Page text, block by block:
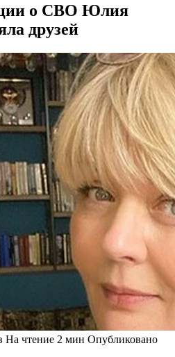
о СВО Юлия
друзей
На чтение 2 мин Опубликовано